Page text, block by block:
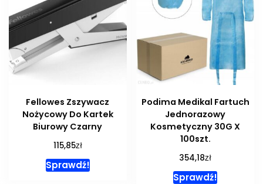
Fellowes Zszywacz
Nożycowy Do Kartek
Biurowy Czarny
115,85zł
Sprawdź!
Podima Medikal Fartuch
Jednorazowy
Kosmetyczny 30G X
100szt.
354,18zł
Sprawdź!